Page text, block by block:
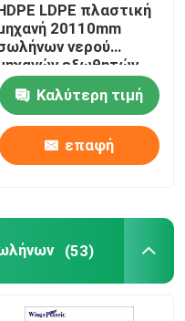
LDPE πλαστική
20110mm
νερού
εξωθητών
σωλήνων
Καλύτερη τιμή
επαφή
(53)